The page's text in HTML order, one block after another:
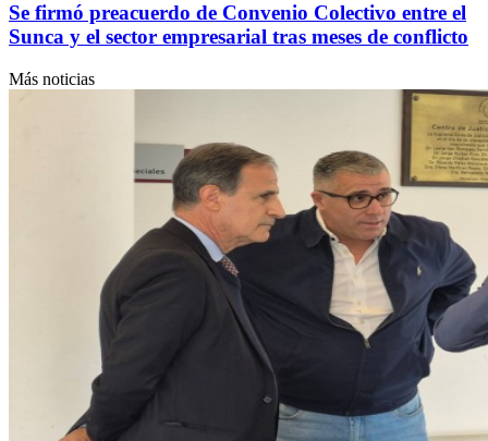
Se firmó preacuerdo de Convenio Colectivo entre el
Sunca y el sector empresarial tras meses de conflicto
Más noticias